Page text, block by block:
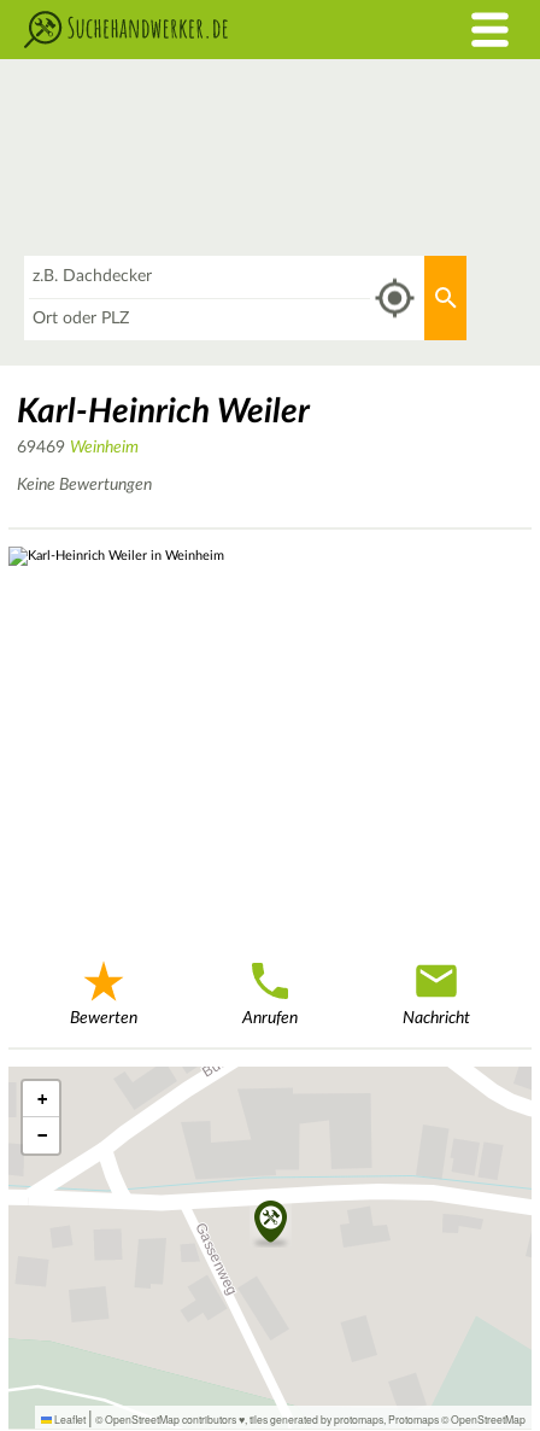
Karl-Heinrich Weiler
69469 Weinheim
Keine Bewertungen
Bewerten Anrufen Nachricht
+
−
Leaflet | © OpenStreetMap contributors ♥, tiles generated by protomaps Protomaps©OpenStreetMap